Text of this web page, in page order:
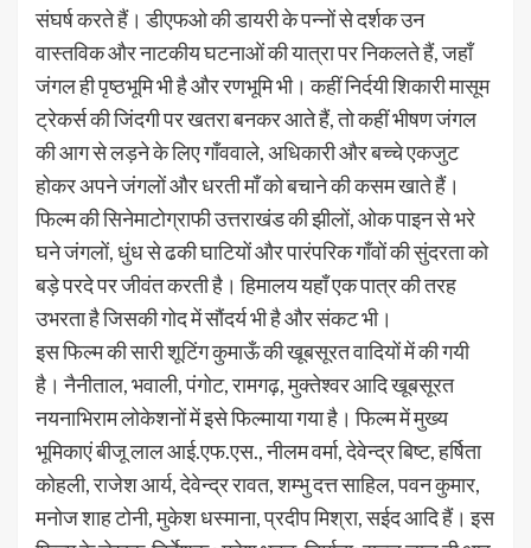
संघर्ष करते हैं। डीएफओ की डायरी के पन्नों से दर्शक उन
वास्तविक और नाटकीय घटनाओं की यात्रा पर निकलते हैं, जहाँ
जंगल ही पृष्ठभूमि भी है और रणभूमि भी। कहीं निर्दयी शिकारी मासूम
ट्रेकर्स की जिंदगी पर खतरा बनकर आते हैं, तो कहीं भीषण जंगल
की आग से लड़ने के लिए गाँववाले, अधिकारी और बच्चे एकजुट
होकर अपने जंगलों और धरती माँ को बचाने की कसम खाते हैं।
फिल्म की सिनेमाटोग्राफी उत्तराखंड की झीलों, ओक पाइन से भरे
घने जंगलों, धुंध से ढकी घाटियों और पारंपरिक गाँवों की सुंदरता को
बड़े परदे पर जीवंत करती है। हिमालय यहाँ एक पात्र की तरह
उभरता है जिसकी गोद में सौंदर्य भी है और संकट भी।
इस फिल्म की सारी शूटिंग कुमाऊँ की खूबसूरत वादियों में की गयी
है। नैनीताल, भवाली, पंगोट, रामगढ़, मुक्तेश्वर आदि खूबसूरत
नयनाभिराम लोकेशनों में इसे फिल्माया गया है। फिल्म में मुख्य
भूमिकाएं बीजू लाल आई.एफ.एस., नीलम वर्मा, देवेन्द्र बिष्ट, हर्षिता
कोहली, राजेश आर्य, देवेन्द्र रावत, शम्भु दत्त साहिल, पवन कुमार,
मनोज शाह टोनी, मुकेश धस्माना, प्रदीप मिश्रा, सईद आदि हैं। इस